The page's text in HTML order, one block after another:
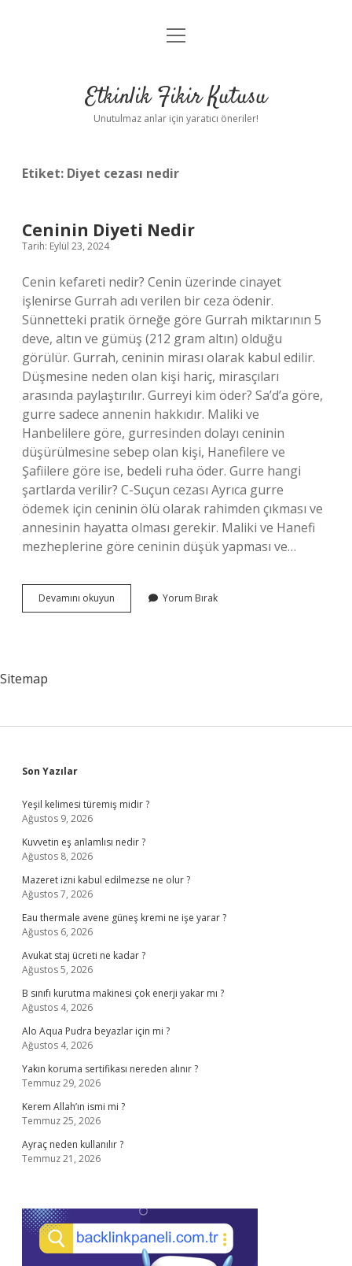
Anasayfa
Yasal Uyarı
menüyü
Etkinlik Fikir Kutusu
Unutulmaz anlar için yaratıcı öneriler!
Etiket: Diyet cezası nedir
Ceninin Diyeti Nedir
Tarih: Eylül 23, 2024
Cenin kefareti nedir? Cenin üzerinde cinayet
işlenirse Gurrah adı verilen bir ceza ödenir.
Sünnetteki pratik örneğe göre Gurrah miktarının 5
deve, altın ve gümüş (212 gram altın) olduğu
görülür. Gurrah, ceninin mirası olarak kabul edilir.
Düşmesine neden olan kişi hariç, mirasçıları
arasında paylaştırılır. Gurreyi kim öder? Sa’d’a göre,
gurre sadece annenin hakkıdır. Maliki ve
Hanbelilere göre, gurresinden dolayı ceninin
düşürülmesine sebep olan kişi, Hanefilere ve
Şafiilere göre ise, bedeli ruha öder. Gurre hangi
şartlarda verilir? C-Suçun cezası Ayrıca gurre
ödemek için ceninin ölü olarak rahimden çıkması ve
annesinin hayatta olması gerekir. Maliki ve Hanefi
mezheplerine göre ceninin düşük yapması ve…
Devamını okuyun
Diyeti
Yorum Bırak
Sitemap
Sidebar
Son Yazılar
Yeşil kelimesi türemiş midir ?
Ağustos 9, 2026
Kuvvetin eş anlamlısı nedir ?
Ağustos 8, 2026
Mazeret izni kabul edilmezse ne olur ?
Ağustos 7, 2026
Eau thermale avene güneş kremi ne işe yarar ?
Ağustos 6, 2026
Avukat staj ücreti ne kadar ?
Ağustos 5, 2026
B sınıfı kurutma makinesi çok enerji yakar mı ?
Ağustos 4, 2026
Alo Aqua Pudra beyazlar için mi ?
Ağustos 4, 2026
Yakın koruma sertifikası nereden alınır ?
Temmuz 29, 2026
Kerem Allah’ın ismi mi ?
Temmuz 25, 2026
Ayraç neden kullanılır ?
Temmuz 21, 2026